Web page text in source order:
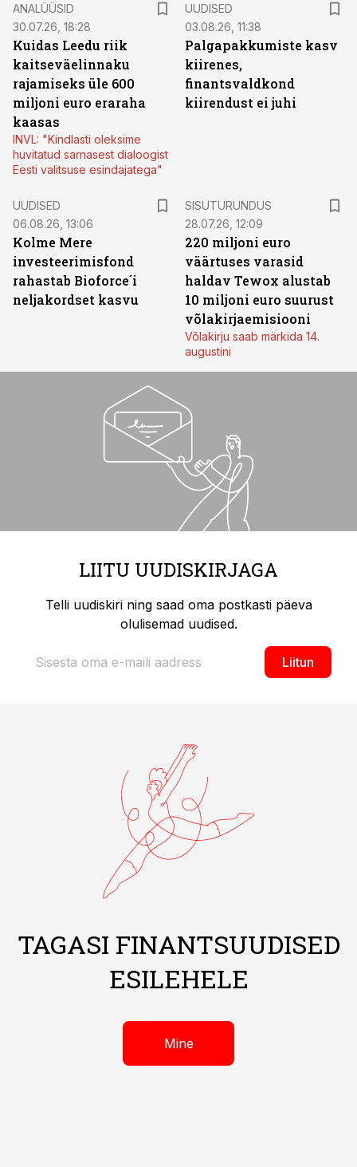
ANALÜÜSID
30.07.26, 18:28
Kuidas Leedu riik
kaitseväelinnaku
rajamiseks üle 600
miljoni euro eraraha
kaasas
INVL: "Kindlasti oleksime
huvitatud sarnasest dialoogist
Eesti valitsuse esindajatega"
UUDISED
03.08.26, 11:38
Palgapakkumiste kasv
kiirenes,
finantsvaldkond
kiirendust ei juhi
UUDISED
06.08.26, 13:06
Kolme Mere
investeerimisfond
rahastab Bioforce´i
neljakordset kasvu
SISUTURUNDUS
28.07.26, 12:09
220 miljoni euro
väärtuses varasid
haldav Tewox alustab
10 miljoni euro suurust
võlakirjaemisiooni
Võlakirju saab märkida 14.
augustini
LIITU UUDISKIRJAGA
Telli uudiskiri ning saad oma postkasti päeva
olulisemad uudised.
Liitun
TAGASI FINANTSUUDISED
ESILEHELE
Mine